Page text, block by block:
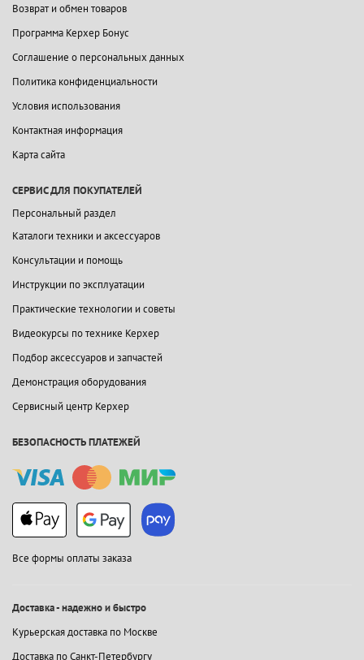
Возврат и обмен товаров
Программа Керхер Бонус
Соглашение о персональных данных
Политика конфиденциальности
Условия использования
Контактная информация
Карта сайта
СЕРВИС ДЛЯ ПОКУПАТЕЛЕЙ
Персональный раздел
Каталоги техники и аксессуаров
Консультации и помощь
Инструкции по эксплуатации
Практические технологии и советы
Видеокурсы по технике Керхер
Подбор аксессуаров и запчастей
Демонстрация оборудования
Сервисный центр Керхер
БЕЗОПАСНОСТЬ ПЛАТЕЖЕЙ
Все формы оплаты заказа
Доставка - надежно и быстро
Курьерская доставка по Москве
Доставка по Санкт-Петербургу